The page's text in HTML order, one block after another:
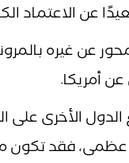
عن الاعتماد
عن غيره
أمريكا.
الأخرى على
عظمى، فقد تكون